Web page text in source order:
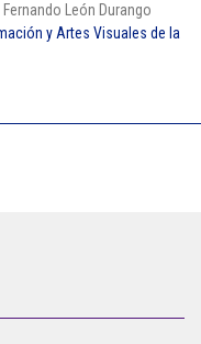
León Durango
y Artes Visuales de la